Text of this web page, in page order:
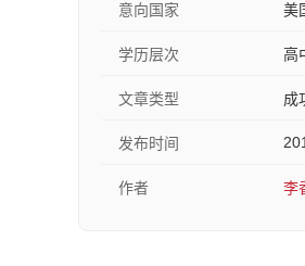
意向国家 美
学历层次 高
文章类型 成
发布时间
作者 李